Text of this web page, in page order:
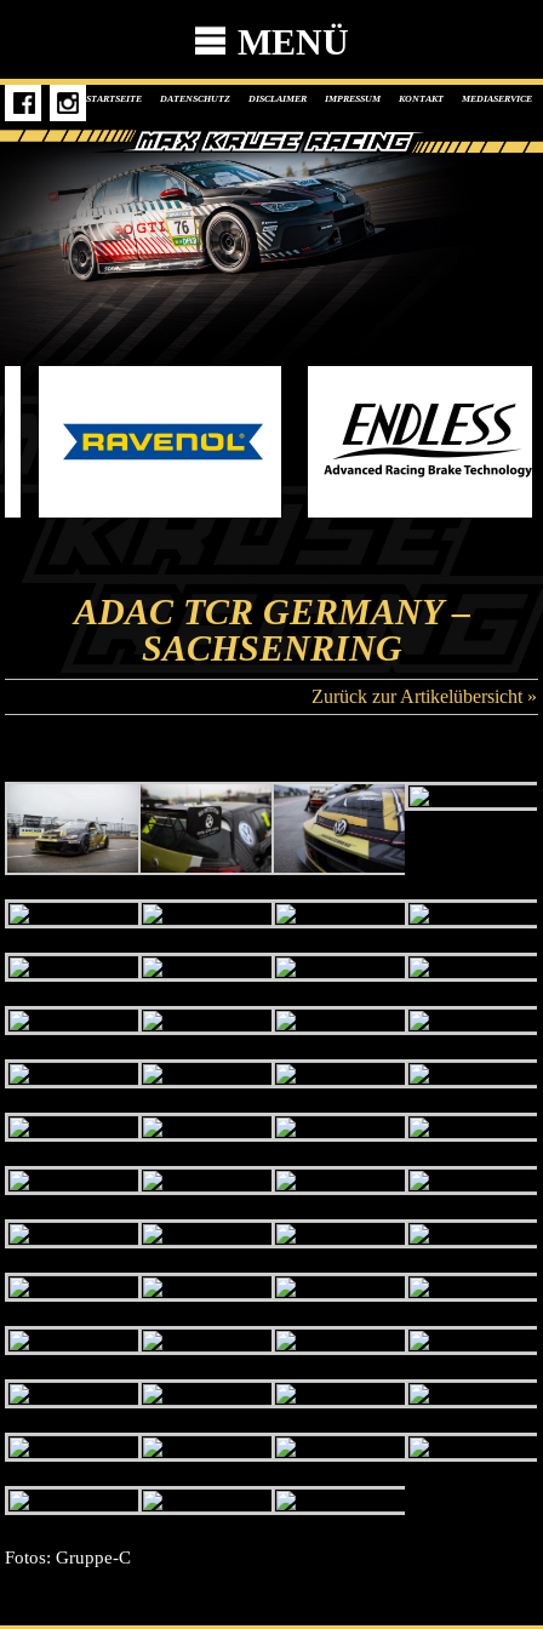
MENÜ
STARTSEITE DATENSCHUTZ DISCLAIMER IMPRESSUM KONTAKT MEDIASERVICE
ADAC TCR GERMANY –
SACHSENRING
Zurück zur Artikelübersicht »
Fotos: Gruppe-C